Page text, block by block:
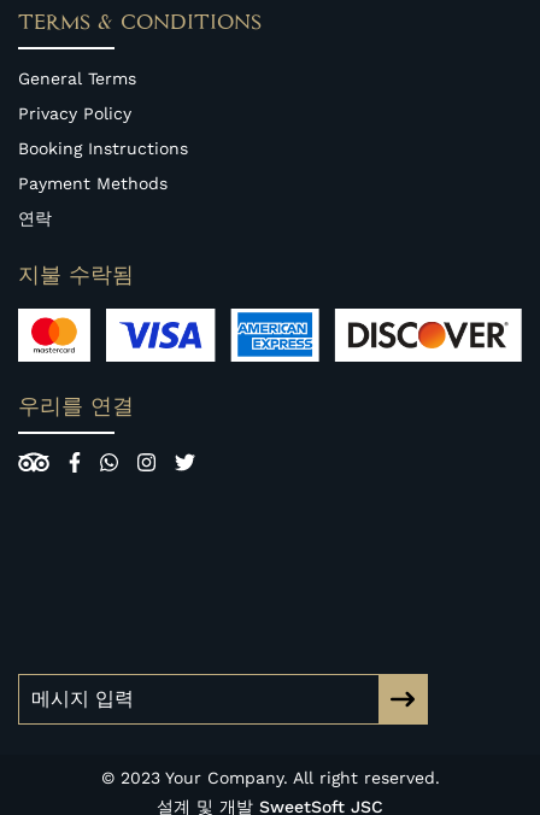
TERMS & CONDITIONS
General Terms
Privacy Policy
Booking Instructions
Payment Methods
연락
지불 수락됨
우리를 연결
© 2023 Your Company. All right reserved.
설계 및 개발 SweetSoft JSC